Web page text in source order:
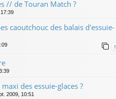
// de Touran Match ?
caoutchouc des balais d'essuie-
1
des essuie-glaces ?
2009, 10:51